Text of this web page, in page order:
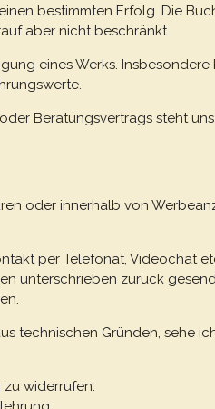
bestimmten Erfolg. Die
aber nicht beschränkt.
eines Werks.
Beratungsvertrags steht
oder innerhalb von
per Telefonat, Videochat
unterschrieben zurück
technischen Gründen, sehe
widerrufen.